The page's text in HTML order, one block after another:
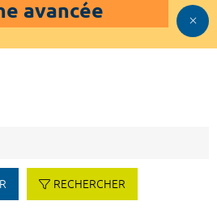
avancée
RECHERCHER